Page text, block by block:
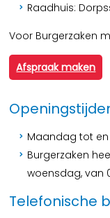
Raadhuis:
Voor Burgerzaken
Afspraak maken
Maandag tot en
Burgerzaken
woensdag, van
Telefonische